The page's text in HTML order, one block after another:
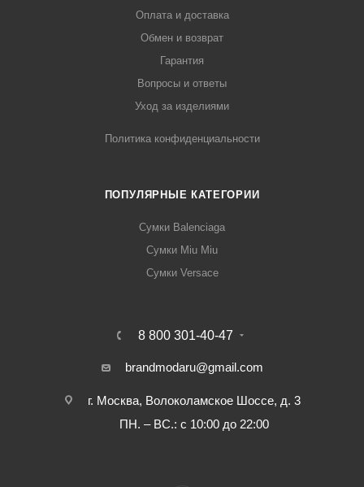
Оплата и доставка
Обмен и возврат
Гарантия
Вопросы и ответы
Уход за изделиями
Политика конфиденциальности
ПОПУЛЯРНЫЕ КАТЕГОРИИ
Сумки Balenciaga
Сумки Miu Miu
Сумки Versace
8 800 301-40-47
brandmodaru@gmail.com
г. Москва, Волоколамское Шоссе, д. 3
ПН. – ВС.: с 10:00 до 22:00